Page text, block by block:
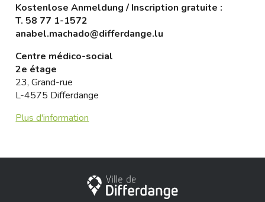
Kostenlose Anmeldung / Inscription gratuite :
T. 58 77 1-1572
anabel.machado@differdange.lu
Centre médico-social
2e étage
23, Grand-rue
L-4575 Differdange
Plus d'information
Stadt Differdingen